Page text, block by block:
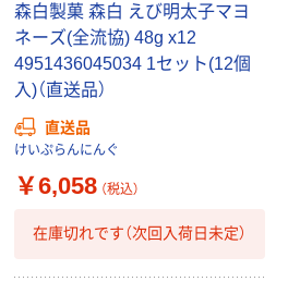
森白製菓 森白 えび明太子マヨ
ネーズ(全流協) 48g x12
4951436045034 1セット(12個
入)（直送品）
直送品
けいぷらんにんぐ
￥6,058 （税込）
在庫切れです（次回入荷日未定）